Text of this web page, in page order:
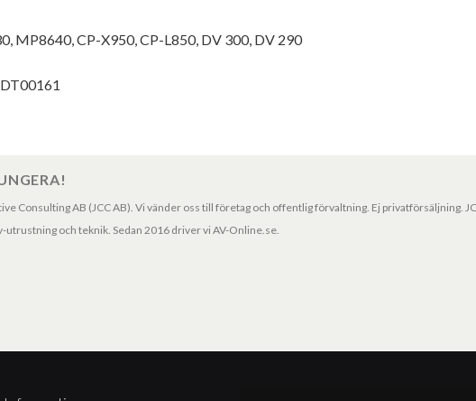
MP8640, CP-X950, CP-L850, DV 300, DV 290
Consulting AB (JCC AB). Vi vänder oss till företag och offentlig förvaltning. Ej privatförsäljning.
och teknik. Sedan 2016 driver vi AV-Online.se.